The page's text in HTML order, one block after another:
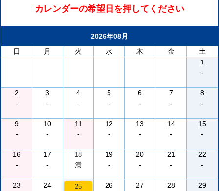
カレンダーの希望日を押してください
2026年08月
日
月 火 水 木 金
土
1
-
2
-
3
-
4
-
5
-
6
-
7
-
8
-
9
-
10
-
11
-
12
-
13
-
14
-
15
-
16
-
17
-
18
満
19
-
20
-
21
-
22
-
23
24
25
26
27
28
29